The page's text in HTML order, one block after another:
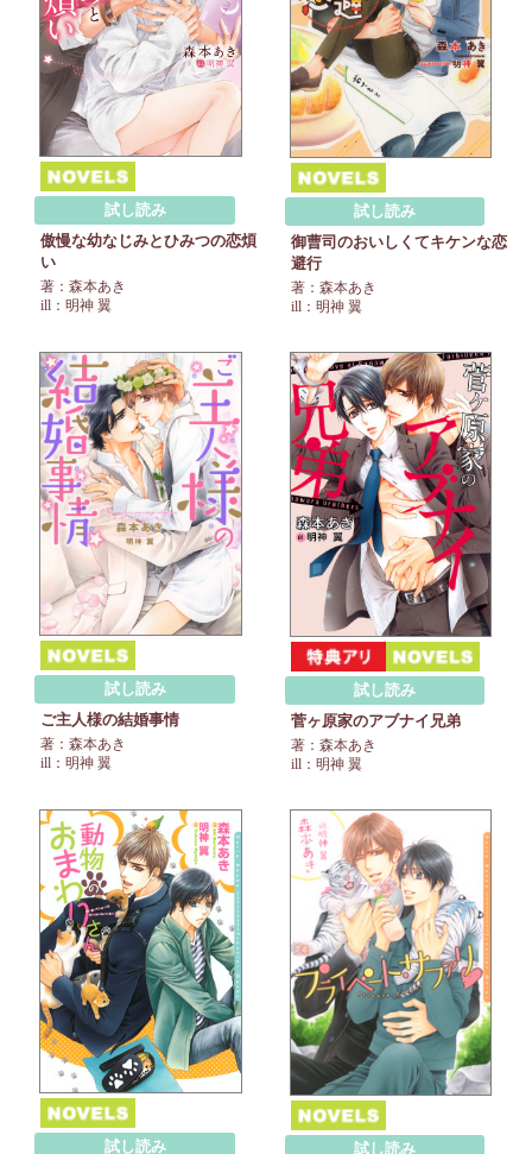
試し読み
傲慢な幼なじみとひみつの恋煩
い
著：森本あき
ill：明神 翼
試し読み
御曹司のおいしくてキケンな恋
避行
著：森本あき
ill：明神 翼
試し読み
ご主人様の結婚事情
著：森本あき
ill：明神 翼
試し読み
菅ヶ原家のアブナイ兄弟
著：森本あき
ill：明神 翼
試し読み 試し読み